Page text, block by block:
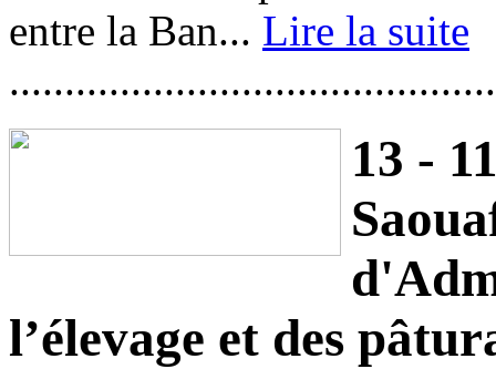
entre la Ban... Lire la suite
13 -
l’élevage et des